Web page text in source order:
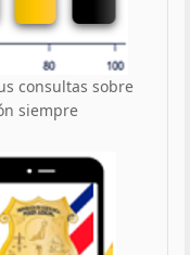
consultas sobre
siempre